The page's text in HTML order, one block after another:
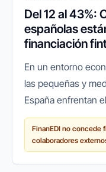
Del 12 al 43%:
españolas
financiación
En un entorno
las pequeñas y
España enfrentan
financiación ágil y
simplemente
FinanEDI no concede
colaboradores